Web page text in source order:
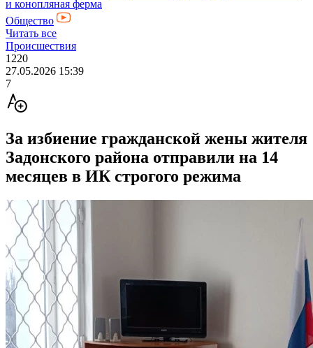
и конопляная ферма
Общество
Читать все
Происшествия
1220
27.05.2026 15:39
7
За избиение гражданской жены жителя
Задонского района отправили на 14
месяцев в ИК строгого режима